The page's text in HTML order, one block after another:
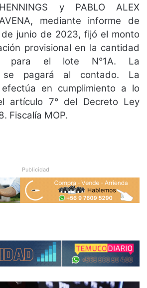
y PABLO ALEX
mediante informe de
junio de 2023, fijó el monto
provisional en la cantidad
para el lote N°1A. La
se pagará al contado. La
en cumplimiento a lo
artículo 7° del Decreto Ley
Fiscalía MOP.
Publicidad